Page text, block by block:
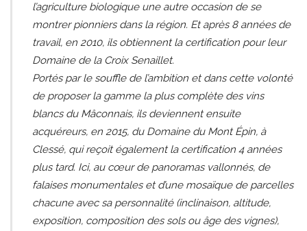
l’agriculture biologique une autre occasion de se
montrer pionniers dans la région. Et après 8 années de
travail, en 2010, ils obtiennent la certification pour leur
Domaine de la Croix Senaillet.
Portés par le souffle de l’ambition et dans cette volonté
de proposer la gamme la plus complète des vins
blancs du Mâconnais, ils deviennent ensuite
acquéreurs, en 2015, du Domaine du Mont Épin, à
Clessé, qui reçoit également la certification 4 années
plus tard. Ici, au cœur de panoramas vallonnés, de
falaises monumentales et d’une mosaïque de parcelles
chacune avec sa personnalité (inclinaison, altitude,
exposition, composition des sols ou âge des vignes),